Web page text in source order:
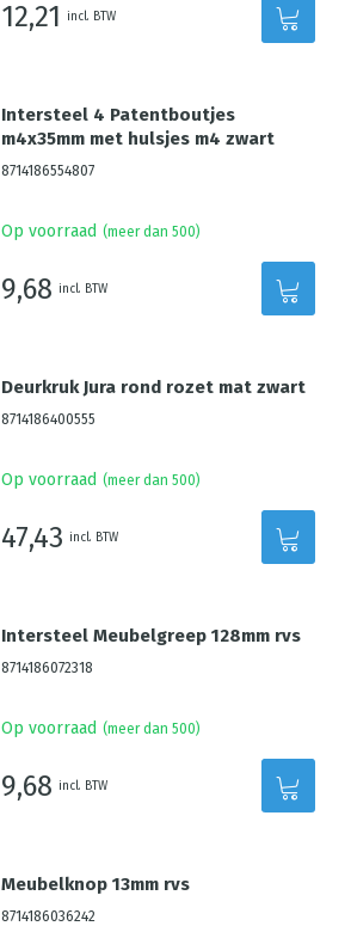
12,21 incl. BTW
Intersteel 4 Patentboutjes
m4x35mm met hulsjes m4 zwart
8714186554807
Op voorraad (meer dan 500)
9,68 incl. BTW
Deurkruk Jura rond rozet mat zwart
8714186400555
Op voorraad (meer dan 500)
47,43 incl. BTW
Intersteel Meubelgreep 128mm rvs
8714186072318
Op voorraad (meer dan 500)
9,68 incl. BTW
Meubelknop 13mm rvs
8714186036242